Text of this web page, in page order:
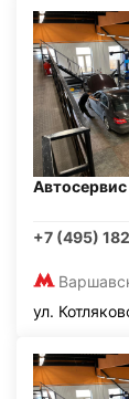
+7 (495)
ул.